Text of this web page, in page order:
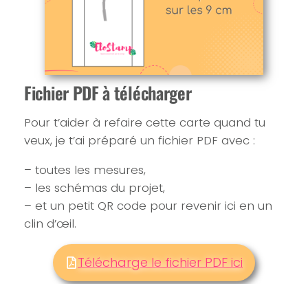
Fichier PDF à télécharger
Pour t’aider à refaire cette carte quand tu
veux, je t’ai préparé un fichier PDF avec :
– toutes les mesures,
– les schémas du projet,
– et un petit QR code pour revenir ici en un
clin d’œil.
Télécharge le fichier PDF ici